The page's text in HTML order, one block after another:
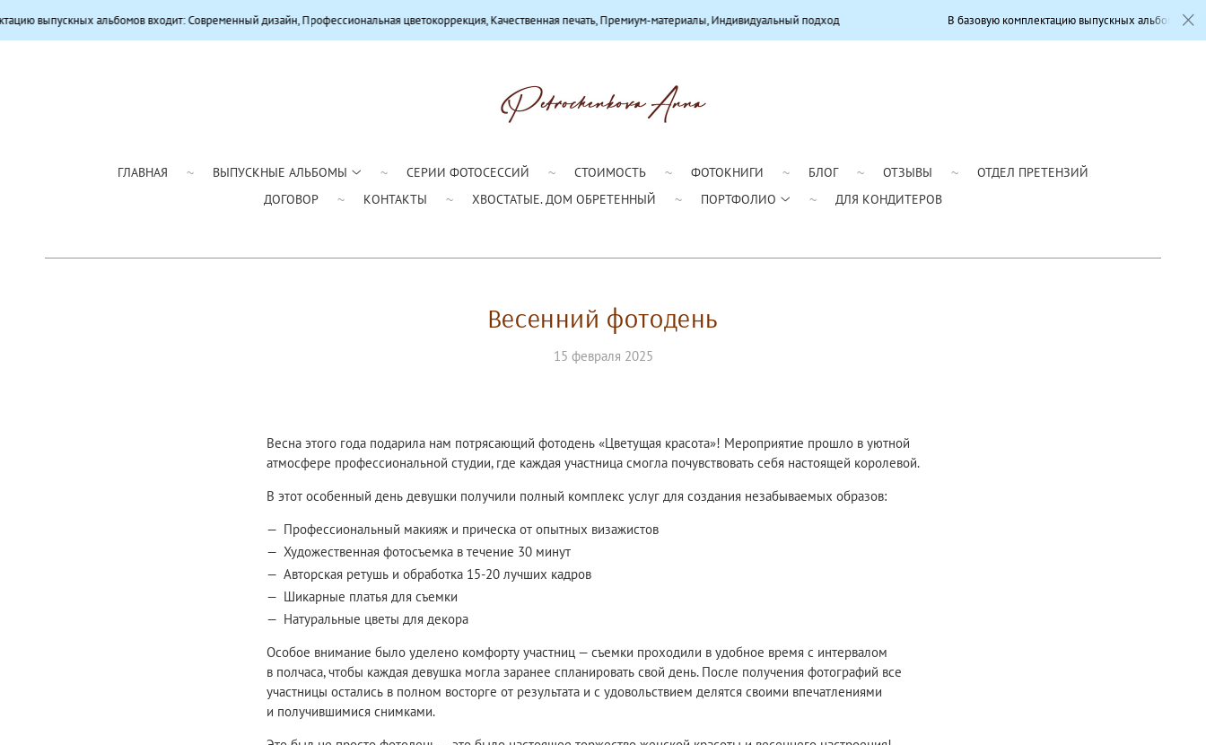
ГЛАВНАЯ ВЫПУСКНЫЕ АЛЬБОМЫ СЕРИИ ФОТОСЕССИЙ СТОИМОСТЬ ФОТОКНИГИ БЛОГ ОТЗЫВЫ
ОТДЕЛ ПРЕТЕНЗИЙ
ДОГОВОР
КОНТАКТЫ ХВОСТАТЫЕ. ДОМ ОБРЕТЕННЫЙ ПОРТФОЛИО ДЛЯ КОНДИТЕРОВ
Весенний фотодень
15 февраля 2025
Весна этого года подарила нам потрясающий фотодень «Цветущая красота»! Мероприятие прошло в уютной
атмосфере профессиональной студии, где каждая участница смогла почувствовать себя настоящей королевой.
В этот особенный день девушки получили полный комплекс услуг для создания незабываемых образов:
Профессиональный макияж и прическа от опытных визажистов
Художественная фотосъемка в течение 30 минут
Авторская ретушь и обработка 15-20 лучших кадров
Шикарные платья для съемки
Натуральные цветы для декора
Особое внимание было уделено комфорту участниц — съемки проходили в удобное время с интервалом
в полчаса, чтобы каждая девушка могла заранее спланировать свой день. После получения фотографий все
участницы остались в полном восторге от результата и с удовольствием делятся своими впечатлениями
и получившимися снимками.
альбомов входит: Современный дизайн, Профессиональная цветокоррекция, Качественная печать, Премиум-материалы, Индивидуальный подход В базовую комплектацию выпускных альбомов входит: